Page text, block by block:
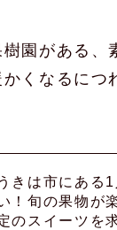
園がある、
くなるにつ
うきは市にある
！旬の果物が
のスイーツを